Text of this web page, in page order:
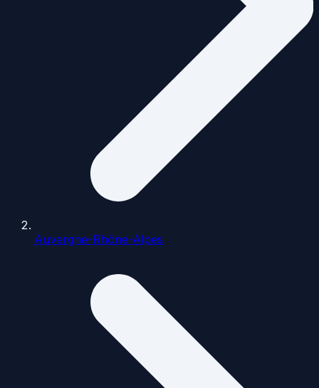
Auvergne-Rhône-Alpes